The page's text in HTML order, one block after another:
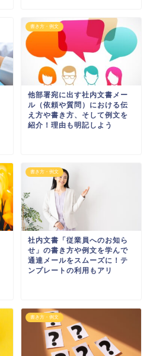
書き方・例文
他部署宛に出す社内文書メー
ル（依頼や質問）における伝
え方や書き方、そして例文を
紹介！理由も明記しよう
書き方・例文
社内文書「従業員へのお知ら
せ」の書き方や例文を学んで
通達メールをスムーズに！テ
ンプレートの利用もアリ
書き方・例文